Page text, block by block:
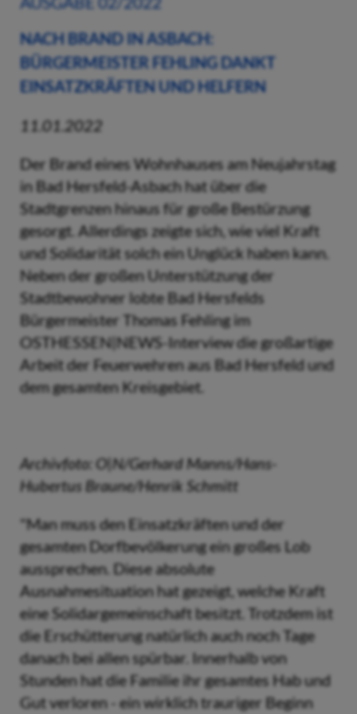
NACH BRAND IN ASBACH:
BÜRGERMEISTER FEHLING DANKT
EINSATZKRÄFTEN UND HELFERN
11.01.2022
Der Brand eines Wohnhauses am Neujahrstag
in Bad Hersfeld-Asbach hat über die
Stadtgrenzen hinaus für große Bestürzung
gesorgt. Allerdings zeigte sich, wie viel Kraft
und Solidarität solch ein Unglück haben kann.
Neben der großen Unterstützung der
Stadtbewohner lobte Bad Hersfelds
Bürgermeister Thomas Fehling im
OSTHESSEN|NEWS-Interview die großartige
Arbeit der Feuerwehren aus Bad Hersfeld und
dem gesamten Kreisgebiet.
Archivfoto: O|N/Gerhard Manns/Hans-
Hubertus Braune/Henrik Schmitt
"Man muss den Einsatzkräften und der
gesamten Dorfbevölkerung ein großes Lob
aussprechen. Diese absolute
Ausnahmesituation hat gezeigt, welche Kraft
eine Solidargemeinschaft besitzt. Trotzdem ist
die Erschütterung natürlich auch noch Tage
danach bei allen spürbar. Innerhalb von
Stunden hat die Familie ihr gesamtes Hab und
Gut verloren - ein wirklich trauriger Beginn